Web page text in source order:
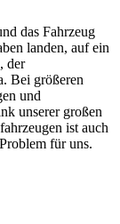
das Fahrzeug
landen, auf ein
der
Bei größeren
und
unserer großen
ist auch
für uns.